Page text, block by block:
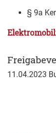
§ 9a
11.04.2023